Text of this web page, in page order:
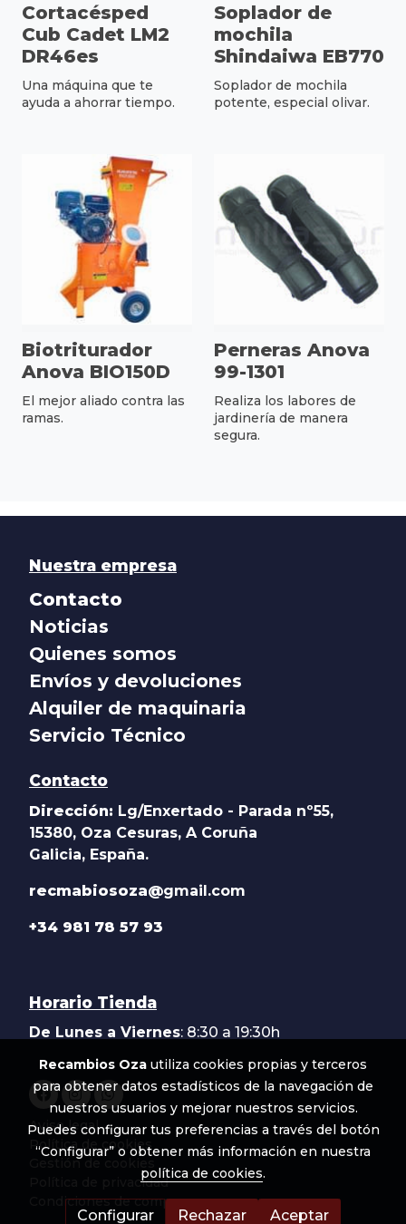
Cortacésped
Cub Cadet LM2
DR46es
Una máquina que te
ayuda a ahorrar tiempo.
Soplador de
mochila
Shindaiwa EB770
Soplador de mochila
potente, especial olivar.
Biotriturador
Anova BIO150D
El mejor aliado contra las
ramas.
Perneras Anova
99-1301
Realiza los labores de
jardinería de manera
segura.
Nuestra empresa
Contacto
Noticias
Quienes somos
Envíos y devoluciones
Alquiler de maquinaria
Servicio Técnico
Contacto
Dirección: Lg/Enxertado - Parada nº55,
15380, Oza Cesuras, A Coruña
Galicia, España.
recmabiosoza@gmail.com
+34 981 78 57 93
Horario Tienda
De Lunes a Viernes: 8:30 a 19:30h
Aviso legal
Política de cookies
Gestión de cookies
Política de privacidad
Condiciones de compra
Recambios Oza utiliza cookies propias y terceros
para obtener datos estadísticos de la navegación de
nuestros usuarios y mejorar nuestros servicios.
Puedes configurar tus preferencias a través del botón
“Configurar” o obtener más información en nuestra
política de cookies.
Configurar Rechazar Aceptar